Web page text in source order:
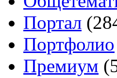
Портал
Портфолио
Премиум